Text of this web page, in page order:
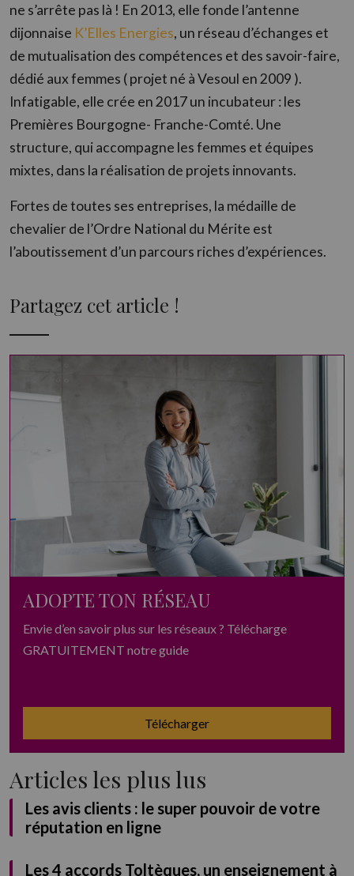
ne s’arrête pas là ! En 2013, elle fonde l’antenne
dijonnaise K’Elles Energies, un réseau d’échanges et
de mutualisation des compétences et des savoir-faire,
dédié aux femmes ( projet né à Vesoul en 2009 ).
Infatigable, elle crée en 2017 un incubateur : les
Premières Bourgogne- Franche-Comté. Une
structure, qui accompagne les femmes et équipes
mixtes, dans la réalisation de projets innovants.
Fortes de toutes ses entreprises, la médaille de
chevalier de l’Ordre National du Mérite est
l’aboutissement d’un parcours riches d’expériences.
Partagez cet article !
ADOPTE TON RÉSEAU
Envie d’en savoir plus sur les réseaux ? Télécharge
GRATUITEMENT notre guide
Télécharger
Articles les plus lus
Les avis clients : le super pouvoir de votre
réputation en ligne
Les 4 accords Toltèques, un enseignement à